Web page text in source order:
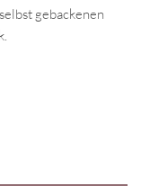
gebackenen